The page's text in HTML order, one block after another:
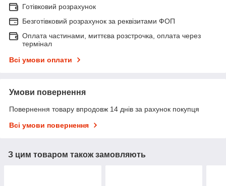
Готівковий розрахунок
Безготівковий розрахунок за реквізитами ФОП
Оплата частинами, миттєва розстрочка, оплата через
термінал
Всі умови оплати
Умови повернення
Повернення товару впродовж 14 днів за рахунок покупця
Всі умови повернення
З цим товаром також замовляють